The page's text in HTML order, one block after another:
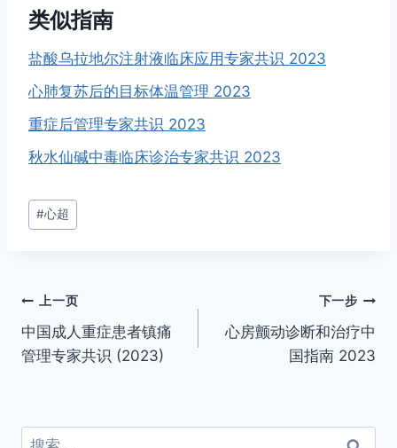
类似指南
盐酸乌拉地尔注射液临床应用专家共识 2023
心肺复苏后的目标体温管理 2023
重症后管理专家共识 2023
秋水仙碱中毒临床诊治专家共识 2023
文
章
#心超
文
章
上一页
中国成人重症患者镇痛
管理专家共识 (2023)
下一步
心房颤动诊断和治疗中
国指南 2023
搜